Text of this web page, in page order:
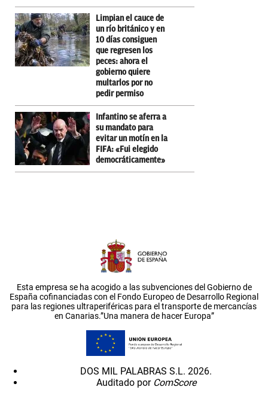
Limpian el cauce de
un río británico y en
10 días consiguen
que regresen los
peces: ahora el
gobierno quiere
multarlos por no
pedir permiso
Infantino se aferra a
su mandato para
evitar un motín en la
FIFA: «Fui elegido
democráticamente»
Esta empresa se ha acogido a las subvenciones del Gobierno de
España cofinanciadas con el Fondo Europeo de Desarrollo Regional
para las regiones ultraperiféricas para el transporte de mercancías
en Canarias.”Una manera de hacer Europa”
DOS MIL PALABRAS S.L. 2026.
Auditado por ComScore